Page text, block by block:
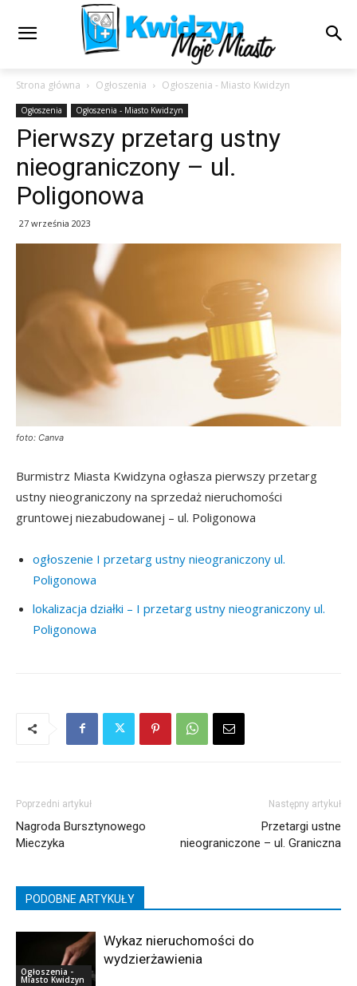
Strona główna Ogłoszenia Ogłoszenia - Miasto Kwidzyn
Ogłoszenia Ogłoszenia - Miasto Kwidzyn
Pierwszy przetarg ustny
nieograniczony – ul.
Poligonowa
27 września 2023
foto: Canva
Burmistrz Miasta Kwidzyna ogłasza pierwszy przetarg
ustny nieograniczony na sprzedaż nieruchomości
gruntowej niezabudowanej – ul. Poligonowa
ogłoszenie I przetarg ustny nieograniczony ul.
Poligonowa
lokalizacja działki – I przetarg ustny nieograniczony ul.
Poligonowa
Poprzedni artykuł
Nagroda Bursztynowego
Mieczyka
Następny artykuł
Przetargi ustne
nieograniczone – ul. Graniczna
PODOBNE ARTYKUŁY
Ogłoszenia -
Miasto Kwidzyn
Wykaz nieruchomości do
wydzierżawienia